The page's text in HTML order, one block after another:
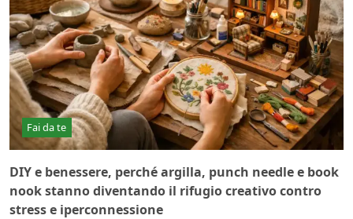
Fai da te
DIY e benessere, perché argilla, punch needle e book
nook stanno diventando il rifugio creativo contro
stress e iperconnessione